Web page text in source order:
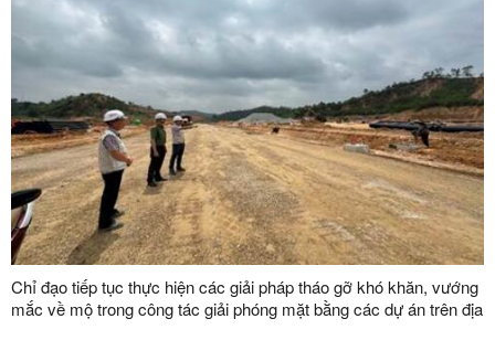
Chỉ đạo tiếp tục thực hiện các giải pháp tháo gỡ khó khăn, vướng
mắc về mộ trong công tác giải phóng mặt bằng các dự án trên địa